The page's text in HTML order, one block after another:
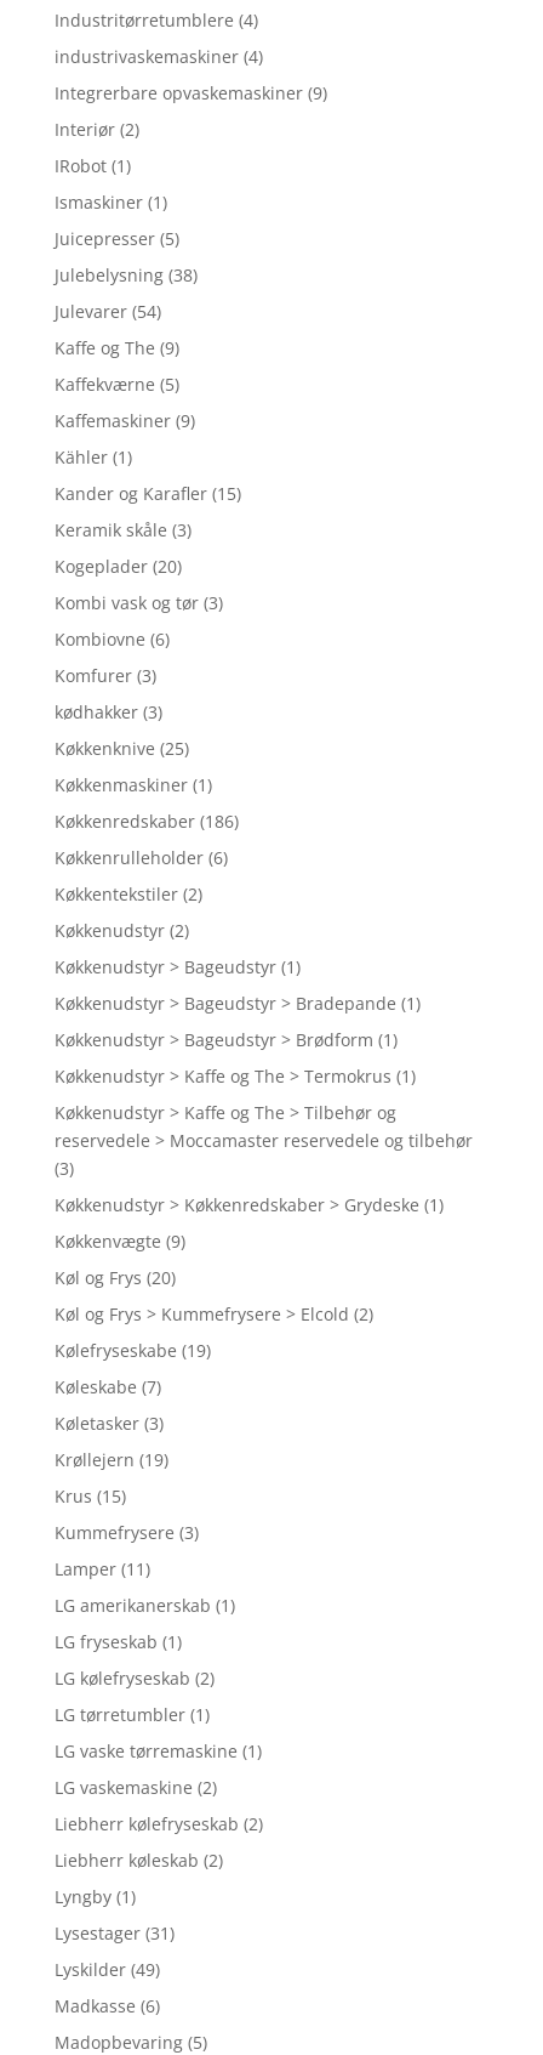
Industritørretumblere (4)
industrivaskemaskiner (4)
Integrerbare opvaskemaskiner (9)
Interiør (2)
IRobot (1)
Ismaskiner (1)
Juicepresser (5)
Julebelysning (38)
Julevarer (54)
Kaffe og The (9)
Kaffekværne (5)
Kaffemaskiner (9)
Kähler (1)
Kander og Karafler (15)
Keramik skåle (3)
Kogeplader (20)
Kombi vask og tør (3)
Kombiovne (6)
Komfurer (3)
kødhakker (3)
Køkkenknive (25)
Køkkenmaskiner (1)
Køkkenredskaber (186)
Køkkenrulleholder (6)
Køkkentekstiler (2)
Køkkenudstyr (2)
Køkkenudstyr > Bageudstyr (1)
Køkkenudstyr > Bageudstyr > Bradepande (1)
Køkkenudstyr > Bageudstyr > Brødform (1)
Køkkenudstyr > Kaffe og The > Termokrus (1)
Køkkenudstyr > Kaffe og The > Tilbehør og
reservedele > Moccamaster reservedele og tilbehør
(3)
Køkkenudstyr > Køkkenredskaber > Grydeske (1)
Køkkenvægte (9)
Køl og Frys (20)
Køl og Frys > Kummefrysere > Elcold (2)
Kølefryseskabe (19)
Køleskabe (7)
Køletasker (3)
Krøllejern (19)
Krus (15)
Kummefrysere (3)
Lamper (11)
LG amerikanerskab (1)
LG fryseskab (1)
LG kølefryseskab (2)
LG tørretumbler (1)
LG vaske tørremaskine (1)
LG vaskemaskine (2)
Liebherr kølefryseskab (2)
Liebherr køleskab (2)
Lyngby (1)
Lysestager (31)
Lyskilder (49)
Madkasse (6)
Madopbevaring (5)